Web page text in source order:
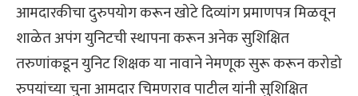
आमदारकीचा दुरुपयोग करून खोटे दिव्यांग प्रमाणपत्र मिळवून
शाळेत अपंग युनिटची स्थापना करून अनेक सुशिक्षित
तरुणांकडून युनिट शिक्षक या नावाने नेमणूक सुरू करून करोडो
रुपयांच्या चुना आमदार चिमणराव पाटील यांनी सुशिक्षित